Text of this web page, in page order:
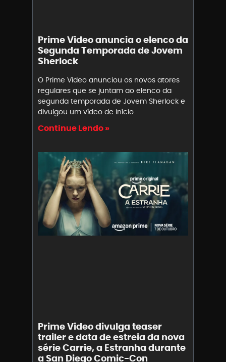
Prime Video anuncia o elenco da
Segunda Temporada de Jovem
Sherlock
O Prime Video anunciou os novos atores
regulares que se juntam ao elenco da
segunda temporada de Jovem Sherlock e
divulgou um vídeo de início
Continue Lendo »
Prime Video divulga teaser
trailer e data de estreia da nova
série Carrie, a Estranha durante
a San Diego Comic-Con